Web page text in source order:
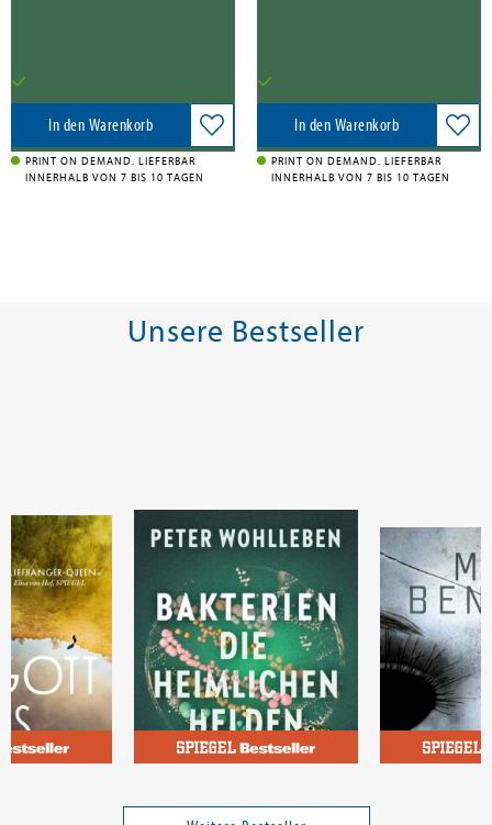
In den Warenkorb
PRINT ON DEMAND. LIEFERBAR
INNERHALB VON 7 BIS 10 TAGEN
In den Warenkorb
PRINT ON DEMAND. LIEFERBAR
INNERHALB VON 7 BIS 10 TAGEN
Unsere Bestseller
Bakterien - die heimlichen